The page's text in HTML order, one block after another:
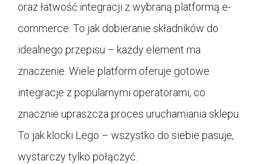
oraz łatwość integracji z wybraną platformą e-
commerce. To jak dobieranie składników do
idealnego przepisu – każdy element ma
znaczenie. Wiele platform oferuje gotowe
integracje z popularnymi operatorami, co
znacznie upraszcza proces uruchamiania sklepu.
To jak klocki Lego – wszystko do siebie pasuje,
wystarczy tylko połączyć.